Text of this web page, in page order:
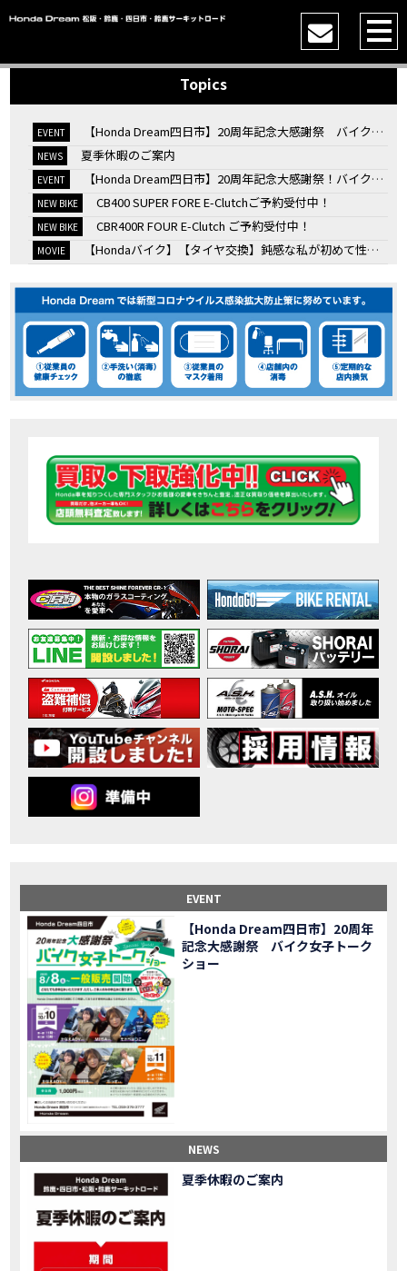
Topics
EVENT 【Honda Dream四日市】20周年記念大感謝祭 バイク女子トークショー
NEWS 夏季休暇のご案内
EVENT 【Honda Dream四日市】20周年記念大感謝祭！バイク女子トークショー
NEW BIKE CB400 SUPER FORE E-Clutchご予約受付中！
NEW BIKE CBR400R FOUR E-Clutch ご予約受付中！
MOVIE 【Hondaバイク】【タイヤ交換】鈍感な私が初めて性能を実感した【三重県】【Honda DREAM】
EVENT KOOD クロモリアクスルシャフトお客様のバイクで体感試走
MOVIE 【三重→香川】このバイク、なんだと思いますか？【ホンダ バイク】【Honda DREAM】【三重県】
EVENT “コカ・コーラ”鈴鹿８時間耐久ロードレース 第47回大会「TSR応援席プレミアムチケット販売開始！」
MOVIE 【ホンダ バイク】バイクを長持ちさせる洗車を教えてもらった【プロの裏ワザ】
MOVIE 【ホンダ バイク】CRF1100L Africa Twinは女性ライダーでも快適か？四国ツーリング【X-ADVオーナー目線】
MOVIE 【ホンダ バイク】 ホンダドリーム鈴鹿の未公開シーン【モトベはつこ】
MOVIE 最新のアフリカツインどう？妹とHondaDreamのバイク全部見た結果｜Honda SuperCub
MOVIE 【ホンダ バイク】「ボカロ文化」を知ろう ナビゲーションをスキップ 検索 作成 6 アバターの画像 三重県を巡る女性ライダーの4日間！ポケふた全制覇ツーリング Honda CB1000F
CAMPAIGN 免許取得サポートキャンペーン実施中！
EVENT ［三重県下最大級のバイクイベント］2026MIE BIKE FES開催
MOVIE 【ホンダ バイク】【バイク女子】怖くて乗れなかったあの憧れバイク、ついに乗ります！
MOVIE 【ホンダ バイク】バイクが動かなくなった…原因不明で入院します
CAMPAIGN Rebel 250 E-Clutch シリーズ 洋用品購入サポートキャンペーン
MOVIE 【ホンダ バイク】CB1000F 4台で三重県ツーリング！梅本まどかさん、MIISAさんと一日笑った【ポケふた】Honda
MOVIE 【ホンダ バイク】【GB350C S】梅本まどかさんと三重県ツーリング満喫しました！ポケふた探し第1弾【モトブログ】
MOVIE 【ホンダドリーム新春初売り特別企画】のご紹介！！
MOVIE こんなことある？！CB1000Fでツーリングイベントに参戦したのだが・・
【新車】CB1000Fで11時間ツーリングした素直なレビュー【モトブログ】Honda CB
MOVIE 【事故寸前】200kmレッカー、そしてさらなる原因が判明し、修理代が膨れ上がった結果
MOVIE 2025X-ADV 最高の旅バイクで街乗りも最適！ADVが20台でツーリングしました｜Honda ADV160
NEW BIKENEWS CB1000F販売中！！
MOVIE 【バイク女子】ごめんなさい。大切なツーリングでやらかしてしまった…
MOVIE 【バイク女子】下道444kmぶっ通しで走った結果がヤバかった
MOVIE 【バイク女子】最安！三重→東京〇〇〇円で行けちゃった
MOVIE 新型スーパーカブ110レビュー！C125 CT125で女子ツーリング 最高！Honda Super Cub(JA59)
MOVIE 【世界一の燃費Super cub】給油せずにどこまで行けるかやってみたら大変なことになりました
MOVIE 【バイク女子の挑戦】世界一の最強バイクでついにやります。
MOVIE 【バイク女子】この動画を見たらイライラするかもしれません。ごめんなさい。
MOVIE 【バイク用ドラレコ】センサーで感知！駐車場でバイクの周りを…
おめでたい人生初バイク納車！スタッフがまさかの対応…
【激カワ女子登場】バイク女子はツーリング中も〇〇が大好き♡
MOVIE 正統派NC750X！大型二輪教習から10年目の素直な感想|Honda NC750X DCT【バイク女子ツーリング】
MOVIE 女が乗るバイクじゃない？低身長女が検証します
MOVIE 【福井1泊ツーリング】バイク女子、仲悪いって本当？
MOVIE 大型ツアラー！Gold Wing Tour 50th ANNIVWRSARYは女性ライダーでもツーリングを楽しめるのか検証してみた｜Honda ゴールドウイング
MOVIE 【Monkey125】初めてモンキー！意外な◯◯へ行って来た【三重ホンダヒート】
EVENT
【Honda Dream四日市】20周年
記念大感謝祭 バイク女子トーク
ショー
NEWS
夏季休暇のご案内